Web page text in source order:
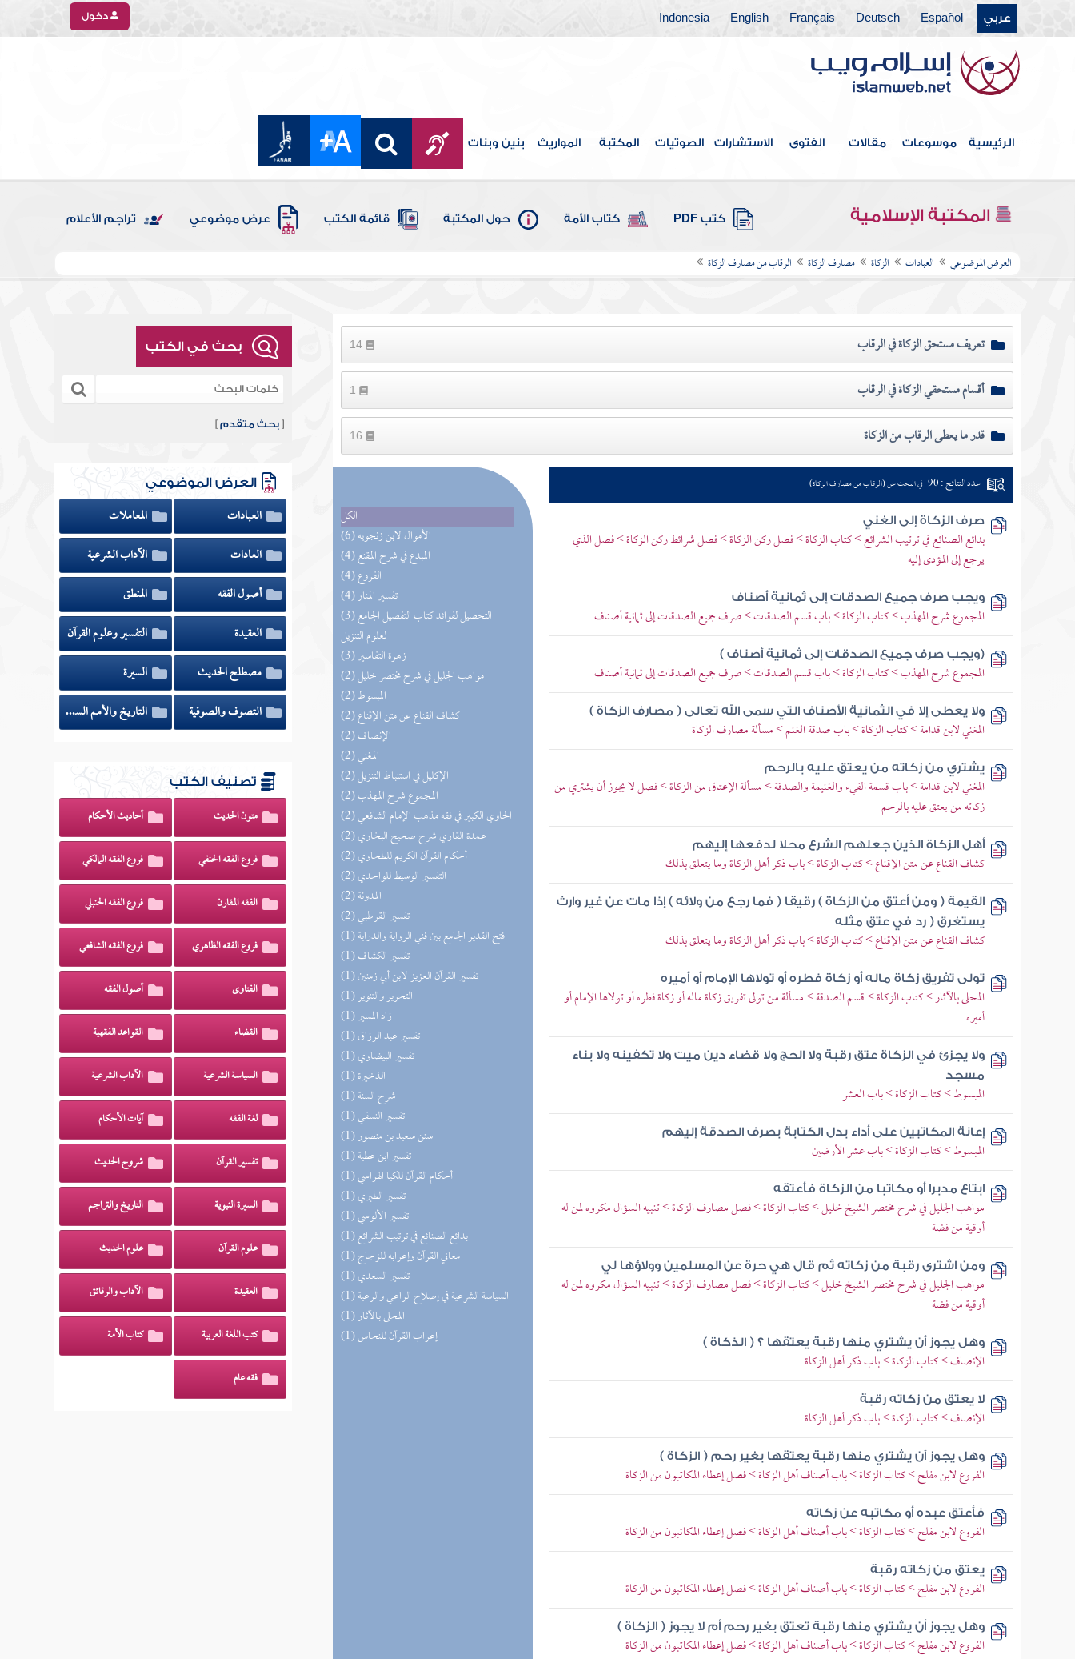
عربي Español
Deutsch
Français
English
Indonesia دخول
الرئيسية موسوعات مقالات الفتوى الاستشارات الصوتيات المكتبة المواريث بنين وبنات
المكتبة الإسلامية كتب PDF كتاب الأمة حول المكتبة قائمة الكتب عرض موضوعي تراجم الأعلام
العرض الموضوعي العبادات الزكاة مصارف الزكاة الرقاب من مصارف الزكاة
تعريف مستحق الزكاة في الرقاب 14
أقسام مستحقي الزكاة في الرقاب
قدر ما يعطى الرقاب من الزكاة
الكل
(6) الأموال لابن زنجويه
(4) المبدع في شرح المقنع
(4) الفروع
(4) تفسير المنار
(3) التحصيل لفوائد كتاب التفصيل الجامع
لعلوم التنزيل
(3) زهرة التفاسير
(2) مواهب الجليل في شرح مختصر خليل
(2) المبسوط
(2) كشاف القناع عن متن الإقناع
(2) الإنصاف
(2) المغني
(2) الإكليل في استنباط التنزيل
(2) المجموع شرح المهذب
(2) الحاوي الكبير في فقه مذهب الإمام الشافعي
(2) عمدة القاري شرح صحيح البخاري
(2) أحكام القرآن الكريم للطحاوي
(2) التفسير الوسيط للواحدي
(2) المدونة
(2) تفسير القرطبي
(1) فتح القدير الجامع بين فني الرواية والدراية
(1) تفسير الكشاف
(1) تفسير القرآن العزيز لابن أبي زمنين
(1) التحرير والتنوير
(1) زاد المسير
(1) تفسير عبد الرزاق
(1) تفسير البيضاوي
(1) الذخيرة
(1) شرح السنة
(1) تفسير النسفي
(1) سنن سعيد بن منصور
(1) تفسير ابن عطية
(1) أحكام القرآن للكيا الهراسي
(1) تفسير الطبري
(1) تفسير الألوسي
(1) بدائع الصنائع في ترتيب الشرائع
(1) معاني القرآن وإعرابه للزجاج
(1) تفسير السعدي
(1) السياسة الشرعية في إصلاح الراعي والرعية
(1) المحلى بالآثار
(1) إعراب القرآن للنحاس
عدد النتائج : 90 في البحث عن (الرقاب من مصارف الزكاة)
صرف الزكاة إلى الغني
بدائع الصنائع في ترتيب الشرائع > كتاب الزكاة > فصل ركن الزكاة > فصل شرائط ركن الزكاة > فصل الذي
يرجع إلى المؤدى إليه
ويجب صرف جميع الصدقات إلى ثمانية أصناف
المجموع شرح المهذب > كتاب الزكاة > باب قسم الصدقات > صرف جميع الصدقات إلى ثمانية أصناف
(ويجب صرف جميع الصدقات إلى ثمانية أصناف )
المجموع شرح المهذب > كتاب الزكاة > باب قسم الصدقات > صرف جميع الصدقات إلى ثمانية أصناف
ولا يعطى إلا في الثمانية الأصناف التي سمى الله تعالى ( مصارف الزكاة )
المغني لابن قدامة > كتاب الزكاة > باب صدقة الغنم > مسألة مصارف الزكاة
يشتري من زكاته من يعتق عليه بالرحم
المغني لابن قدامة > باب قسمة الفيء والغنيمة والصدقة > مسألة الإعتاق من الزكاة > فصل لا يجوز أن يشتري من
زكاته من يعتق عليه بالرحم
أهل الزكاة الذين جعلهم الشرع محلا لدفعها إليهم
كشاف القناع عن متن الإقناع > كتاب الزكاة > باب ذكر أهل الزكاة وما يتعلق بذلك
القيمة ( ومن أعتق من الزكاة ) رقيقا ( فما رجع من ولائه ) إذا مات عن غير وارث
يستغرق ( رد في عتق مثله
كشاف القناع عن متن الإقناع > كتاب الزكاة > باب ذكر أهل الزكاة وما يتعلق بذلك
تولى تفريق زكاة ماله أو زكاة فطره أو تولاها الإمام أو أميره
المحلى بالآثار > كتاب الزكاة > قسم الصدقة > مسألة من تولى تفريق زكاة ماله أو زكاة فطره أو تولاها الإمام أو
أميره
ولا يجزئ في الزكاة عتق رقبة ولا الحج ولا قضاء دين ميت ولا تكفينه ولا بناء
مسجد
المبسوط > كتاب الزكاة > باب العشر
إعانة المكاتبين على أداء بدل الكتابة بصرف الصدقة إليهم
المبسوط > كتاب الزكاة > باب عشر الأرضين
ابتاع مدبرا أو مكاتبا من الزكاة فأعتقه
مواهب الجليل في شرح مختصر الشيخ خليل > كتاب الزكاة > فصل مصارف الزكاة > تنبيه السؤال مكروه لمن له
أوقية من فضة
ومن اشترى رقبة من زكاته ثم قال هي حرة عن المسلمين وولاؤها لي
مواهب الجليل في شرح مختصر الشيخ خليل > كتاب الزكاة > فصل مصارف الزكاة > تنبيه السؤال مكروه لمن له
أوقية من فضة
وهل يجوز أن يشتري منها رقبة يعتقها ؟ ( الذكاة )
الإنصاف > كتاب الزكاة > باب ذكر أهل الزكاة
لا يعتق من زكاته رقبة
الإنصاف > كتاب الزكاة > باب ذكر أهل الزكاة
وهل يجوز أن يشتري منها رقبة يعتقها بغير رحم ( الزكاة )
الفروع لابن مفلح > كتاب الزكاة > باب أصناف أهل الزكاة > فصل إعطاء المكاتبون من الزكاة
فأعتق عبده أو مكاتبه عن زكاته
الفروع لابن مفلح > كتاب الزكاة > باب أصناف أهل الزكاة > فصل إعطاء المكاتبون من الزكاة
يعتق من زكاته رقبة
الفروع لابن مفلح > كتاب الزكاة > باب أصناف أهل الزكاة > فصل إعطاء المكاتبون من الزكاة
وهل يجوز أن يشتري منها رقبة تعتق بغير رحم أم لا يجوز ( الزكاة )
الفروع لابن مفلح > كتاب الزكاة > باب أصناف أهل الزكاة > فصل إعطاء المكاتبون من الزكاة
بحث في الكتب
[بحث متقدم ]
العرض الموضوعي
العبادات
المعاملات
العادات
الآداب الشرعية
أصول الفقه
المنطق
العقيدة
التفسير وعلوم القرآن
مصطلح الحديث
السيرة
التصوف والصوفية
التاريخ والأمم السابقة
تصنيف الكتب
متون الحديث أحاديث الأحكام
فروع الفقه الحنفي فروع الفقه المالكي
الفقه المقارن فروع الفقه الحنبلي
فروع الفقه الظاهري فروع الفقه الشافعي
الفتاوى أصول الفقه
القضاء القواعد الفقهية
السياسة الشرعية الآداب الشرعية
لغة الفقه آيات الأحكام
تفسير القرآن شروح الحديث
السيرة النبوية التاريخ والتراجم
علوم القرآن علوم الحديث
العقيدة الآداب والرقائق
كتب اللغة العربية كتاب الأمة
فقه عام